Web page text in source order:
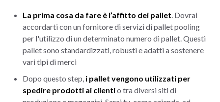
La prima cosa da fare è l’affitto dei pallet . Dovrai
accordarti con un fornitore di servizi di pallet pooling
per l'utilizzo di un determinato numero di pallet. Questi
pallet sono standardizzati, robusti e adatti a sostenere
vari tipi di merci
Dopo questo step, i pallet vengono utilizzati per
spedire prodotti ai clientio tra diversi siti di